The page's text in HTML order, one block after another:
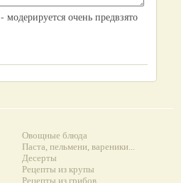
- модерируется очень предвзято
Овощные блюда
Паста, пельмени, вареники...
Десерты
Рецепты из крупы
Рецепты из грибов